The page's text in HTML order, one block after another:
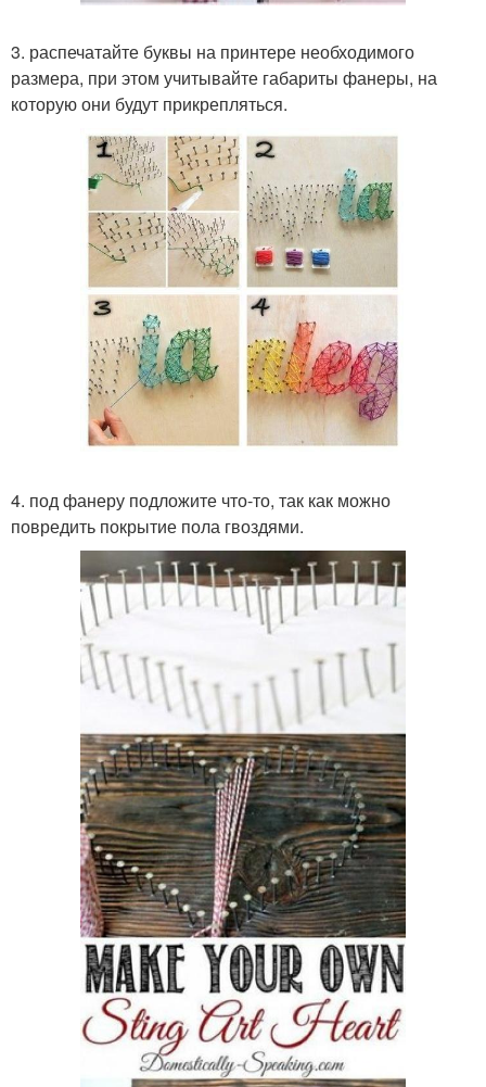
3. распечатайте буквы на принтере необходимого
размера, при этом учитывайте габариты фанеры, на
которую они будут прикрепляться.
4. под фанеру подложите что-то, так как можно
повредить покрытие пола гвоздями.